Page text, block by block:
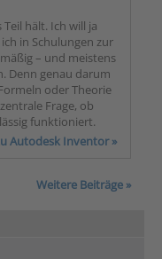
hält. Ich will ja
in Schulungen zur
– und meistens
Denn genau darum
oder Theorie
Frage, ob
funktioniert.
Autodesk Inventor »
Weitere Beiträge »